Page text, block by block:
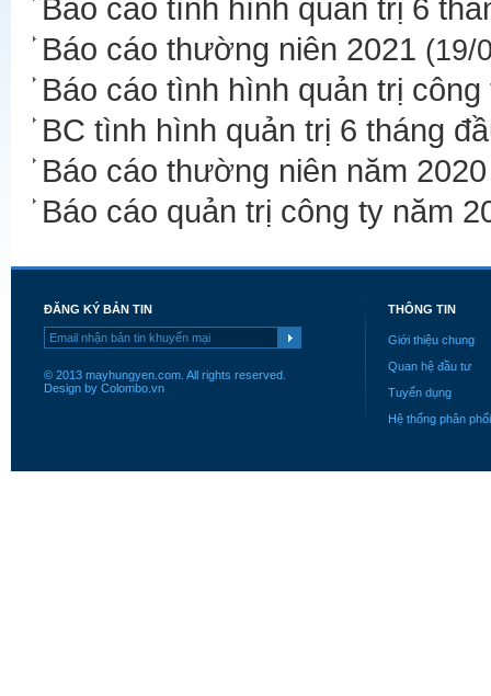
Báo cáo tình hình quản trị 6
Báo cáo thường niên 2021 (19/
Báo cáo tình hình quản trị
BC tình hình quản trị 6 tháng
Báo cáo thường niên năm 2020
Báo cáo quản trị công ty năm
ĐĂNG KÝ BẢN TIN
© 2013 mayhungyen.com. All rights reserved.
Design by Colombo.vn
THÔNG TIN
Giới thiệu chung
Quan hệ đầu tư
Tuyển dụng
Hệ thống phân phối